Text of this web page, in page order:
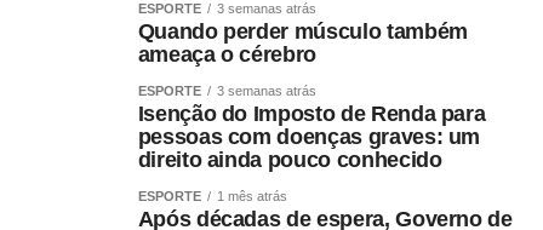
SUS”, destacou.
Hospital amplia serviços especializados
Referência estadual em urgência, emergência,
politrauma, traumato-ortopedia e tratamento de
queimados, por meio do Centro de Tratamento de
Queimados (CTQ), o HMC funciona em regime de portas
abertas para atendimentos de urgência e emergência.
ESPORTE 3 semanas atrás
Quando perder músculo também
ameaça o cérebro
ESPORTE 3 semanas atrás
Isenção do Imposto de Renda para
pessoas com doenças graves: um
direito ainda pouco conhecido
ESPORTE 1 mês atrás
Após décadas de espera, Governo de